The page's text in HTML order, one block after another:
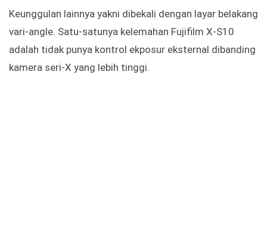
Keunggulan lainnya yakni dibekali dengan layar belakang
vari-angle. Satu-satunya kelemahan Fujifilm X-S10
adalah tidak punya kontrol ekposur eksternal dibanding
kamera seri-X yang lebih tinggi.